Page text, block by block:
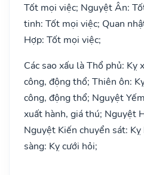
Tốt mọi việc; Nguyệt Ân:
tinh: Tốt mọi việc; Quan
Hợp: Tốt mọi việc;
Các sao xấu là Thổ phủ: Kỵ
công, động thổ; Thiên ôn:
công, động thổ; Nguyệt
xuất hành, giá thú; Nguyệt
Nguyệt Kiến chuyển sát:
sàng: Kỵ cưới hỏi;